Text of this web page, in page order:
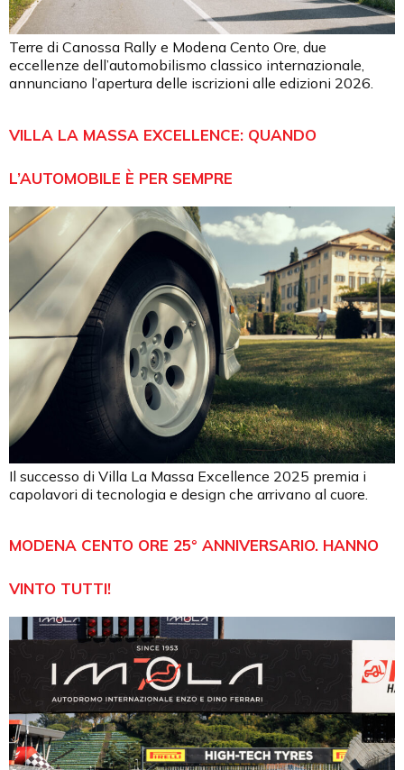
Terre di Canossa Rally e Modena Cento Ore, due
eccellenze dell’automobilismo classico internazionale,
annunciano l’apertura delle iscrizioni alle edizioni 2026.
VILLA LA MASSA EXCELLENCE: QUANDO
L’AUTOMOBILE È PER SEMPRE
Il successo di Villa La Massa Excellence 2025 premia i
capolavori di tecnologia e design che arrivano al cuore.
MODENA CENTO ORE 25° ANNIVERSARIO. HANNO
VINTO TUTTI!